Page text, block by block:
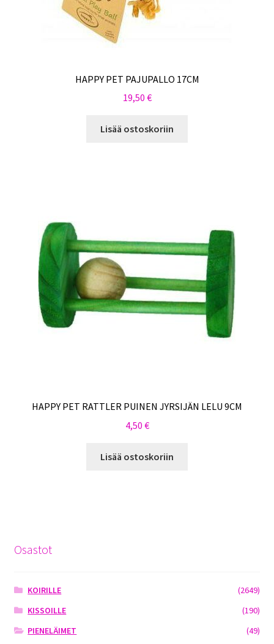
HAPPY PET PAJUPALLO 17CM
19,50 €
Lisää ostoskoriin
HAPPY PET RATTLER PUINEN JYRSIJÄN LELU 9CM
4,50 €
Lisää ostoskoriin
Osastot
KOIRILLE
(2649)
KISSOILLE
(190)
PIENELÄIMET
(49)